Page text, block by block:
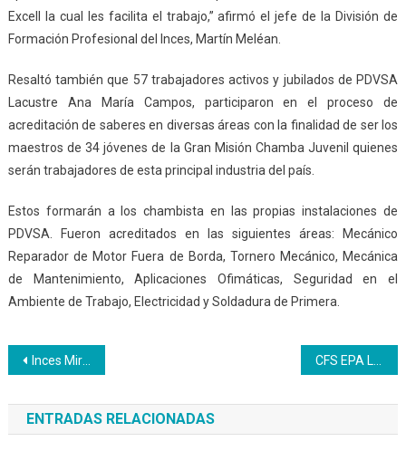
Excell la cual les facilita el trabajo,” afirmó el jefe de la División de
Formación Profesional del Inces, Martín Meléan.
Resaltó también que 57 trabajadores activos y jubilados de PDVSA
Lacustre Ana María Campos, participaron en el proceso de
acreditación de saberes en diversas áreas con la finalidad de ser los
maestros de 34 jóvenes de la Gran Misión Chamba Juvenil quienes
serán trabajadores de esta principal industria del país.
Estos formarán a los chambista en las propias instalaciones de
PDVSA. Fueron acreditados en las siguientes áreas: Mecánico
Reparador de Motor Fuera de Borda, Tornero Mecánico, Mecánica
de Mantenimiento, Aplicaciones Ofimáticas, Seguridad en el
Ambiente de Trabajo, Electricidad y Soldadura de Primera.
Navegación
de
entradas
Inces Miranda y alcaldía de Sucre buscan consolidar los conucos escolares en la entidad mirandina
ENTRADAS RELACIONADAS